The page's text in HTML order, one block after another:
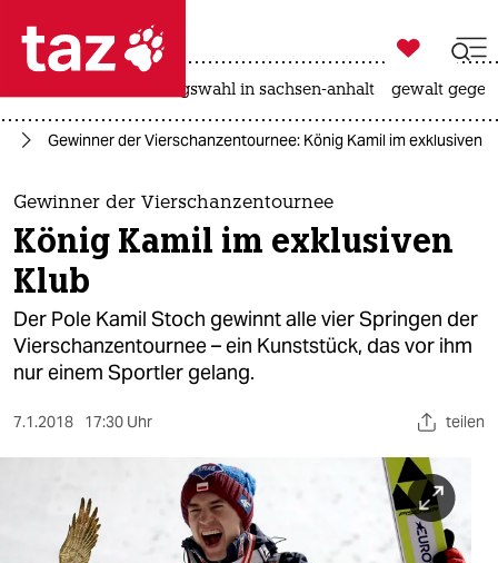
 taz zahl ich
taz zahl ich
themen
politik
öko
gesellschaft
sport
nord

taz zahl ich
landtagswahl in sachsen-anhalt gewalt
Gewinner der Vierschanzentournee: König Kamil im exklusiven
Gewinner der Vierschanzentournee
König Kamil im exklusiven
Klub
Der Pole Kamil Stoch gewinnt alle vier Springen der
Vierschanzentournee – ein Kunststück, das vor ihm
nur einem Sportler gelang.
7.1.2018 17:30 Uhr teilen